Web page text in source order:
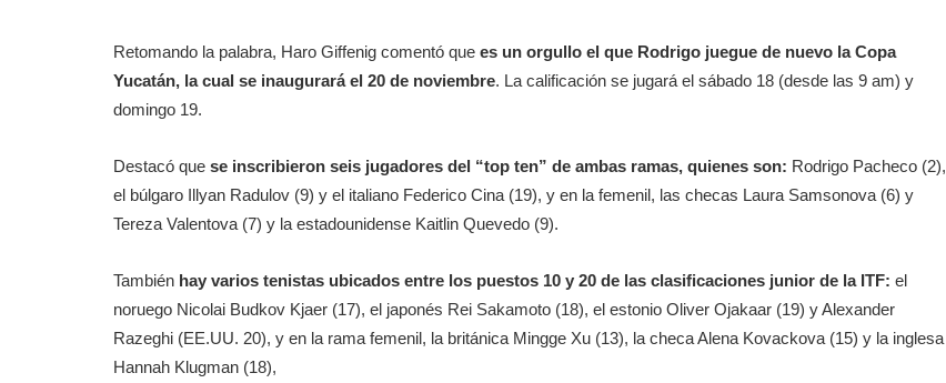
Retomando la palabra, Haro Giffenig comentó que es un orgullo el que Rodrigo juegue de nuevo la Copa
Yucatán, la cual se inaugurará el 20 de noviembre. La calificación se jugará el sábado 18 (desde las 9 am) y
domingo 19.
Destacó que se inscribieron seis jugadores del “top ten” de ambas ramas, quienes son: Rodrigo Pacheco (2),
el búlgaro Illyan Radulov (9) y el italiano Federico Cina (19), y en la femenil, las checas Laura Samsonova (6) y
Tereza Valentova (7) y la estadounidense Kaitlin Quevedo (9).
También hay varios tenistas ubicados entre los puestos 10 y 20 de las clasificaciones junior de la ITF: el
noruego Nicolai Budkov Kjaer (17), el japonés Rei Sakamoto (18), el estonio Oliver Ojakaar (19) y Alexander
Razeghi (EE.UU. 20), y en la rama femenil, la británica Mingge Xu (13), la checa Alena Kovackova (15) y la inglesa
Hannah Klugman (18),